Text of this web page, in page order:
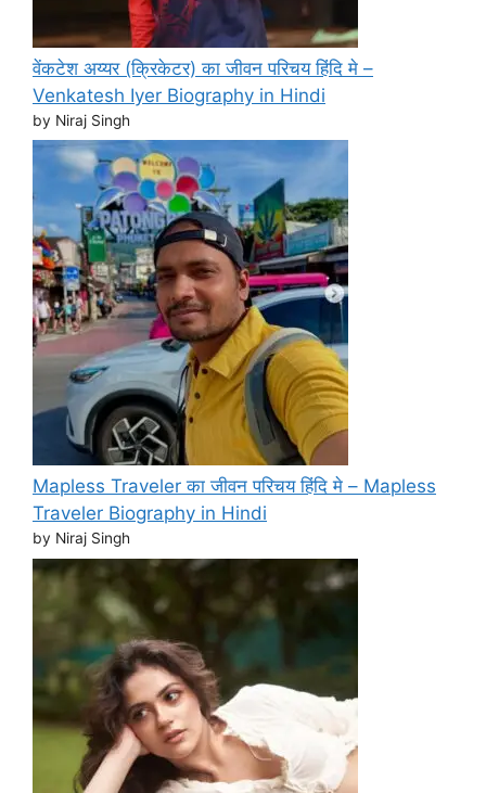
वेंकटेश अय्यर (क्रिकेटर) का जीवन परिचय हिंदि मे –
Venkatesh Iyer Biography in Hindi
by Niraj Singh
Mapless Traveler का जीवन परिचय हिंदि मे – Mapless
Traveler Biography in Hindi
by Niraj Singh